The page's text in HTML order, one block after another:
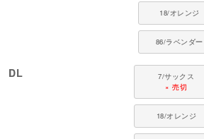
Q. 犬にも紫外線対策が必要ですか？
A. はい。犬の皮膚、特に被毛が少ない部分や色
外線のダメージを受けやすいです。長時間の日光
お散歩は、日焼けや皮膚ダメージの原因になる
材のウエアで皮膚を保護することが効果的です。
Q. UVカットや消臭機能は洗濯しても落ちないで
A. 洗濯や着用を繰り返しても機能がすぐに失わ
期の状態と比べると徐々に低下していく場合が
18/オレンジ
86/ラベンダー
DL
7/サックス
× 売切
18/オレンジ